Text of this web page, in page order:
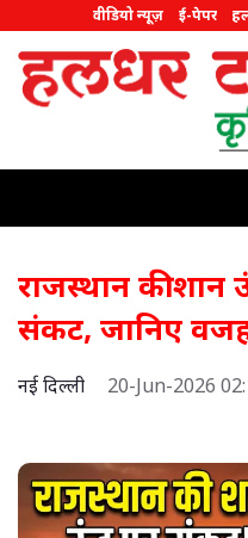
वीडियो न्यूज़ ई-पेपर
राजस्थान की शान
संकट, जानिए
नई दिल्ली 20-Jun-2026